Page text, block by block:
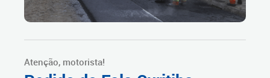
Atenção, motorista!